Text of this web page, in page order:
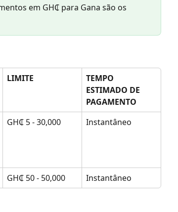
em GH₵ para Gana são os
LIMITE
TEMPO
ESTIMADO DE
PAGAMENTO
GH₵ 5 - 30,000 Instantâneo
GH₵ 50 - 50,000 Instantâneo